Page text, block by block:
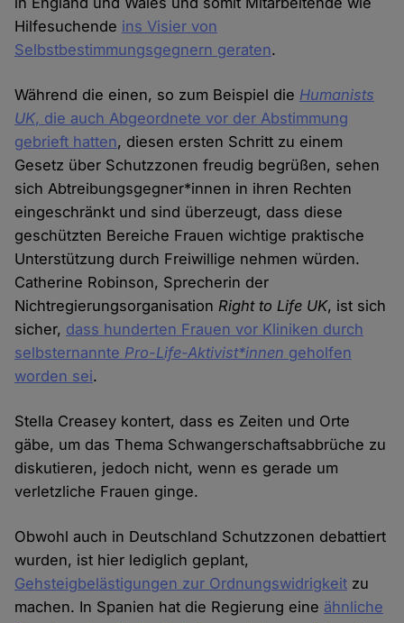
Hilfesuchende ins Visier von
Selbstbestimmungsgegnern geraten.
Während die einen, so zum Beispiel die Humanists
UK, die auch Abgeordnete vor der Abstimmung
gebrieft hatten, diesen ersten Schritt zu einem
Gesetz über Schutzzonen freudig begrüßen, sehen
sich Abtreibungsgegner*innen in ihren Rechten
eingeschränkt und sind überzeugt, dass diese
geschützten Bereiche Frauen wichtige praktische
Unterstützung durch Freiwillige nehmen würden.
Catherine Robinson, Sprecherin der
NichtregierungsorganisationRight to Life UK, ist sich
sicher, dass hunderten Frauen vor Kliniken durch
selbsternannte Pro-Life-Aktivist*innen geholfen
worden sei.
Stella Creasey kontert, dass es Zeiten und Orte
gäbe, um das Thema Schwangerschaftsabbrüche zu
diskutieren, jedoch nicht, wenn es gerade um
verletzliche Frauen ginge.
Obwohl auch in Deutschland Schutzzonen debattiert
wurden, ist hier lediglich geplant,
Gehsteigbelästigungen zur Ordnungswidrigkeit zu
machen. In Spanien hat die Regierung eine ähnliche